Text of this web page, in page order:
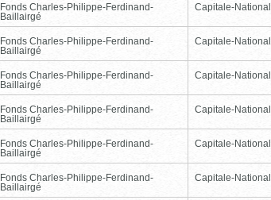
Fonds Charles-Philippe-Ferdinand-
Baillairgé
Capitale-
Fonds Charles-Philippe-Ferdinand-
Baillairgé
Capitale-
Fonds Charles-Philippe-Ferdinand-
Baillairgé
Capitale-
Fonds Charles-Philippe-Ferdinand-
Baillairgé
Capitale-
Fonds Charles-Philippe-Ferdinand-
Baillairgé
Capitale-
Fonds Charles-Philippe-Ferdinand-
Baillairgé
Capitale-